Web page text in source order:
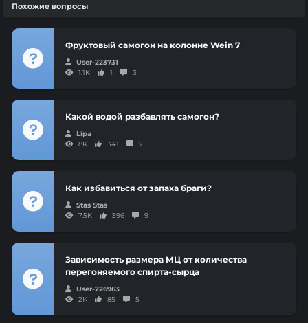
Похожие вопросы
Фруктовый самогон на колонне Wein 7
User-223731
1.1K
1 3
Какой водой разбавлять самогон?
Lipa
8K
341 7
Как избавиться от запаха браги?
Stas Stas
7.5K
396 9
Зависимость размера МЦ от количества
перегоняемого спирта-сырца
User-226963
2K
85 5